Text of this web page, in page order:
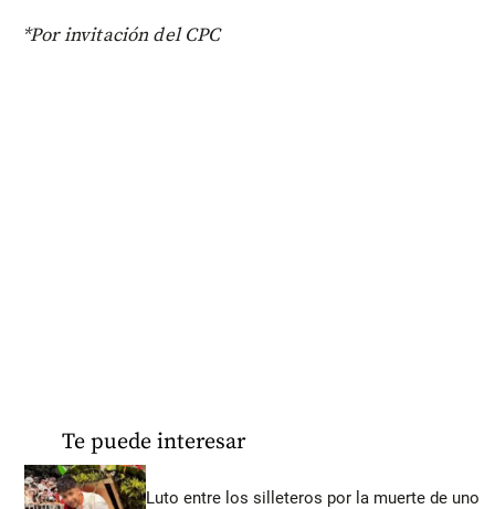
*Por invitación del CPC
Te puede interesar
Luto entre los silleteros por la muerte de uno